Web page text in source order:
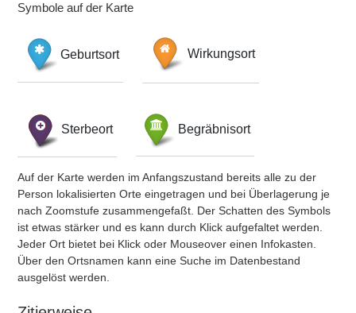
Symbole auf der Karte
Geburtsort Wirkungsort
Sterbeort Begräbnisort
Auf der Karte werden im Anfangszustand bereits alle zu der
Person lokalisierten Orte eingetragen und bei Überlagerung je
nach Zoomstufe zusammengefaßt. Der Schatten des Symbols
ist etwas stärker und es kann durch Klick aufgefaltet werden.
Jeder Ort bietet bei Klick oder Mouseover einen Infokasten.
Über den Ortsnamen kann eine Suche im Datenbestand
ausgelöst werden.